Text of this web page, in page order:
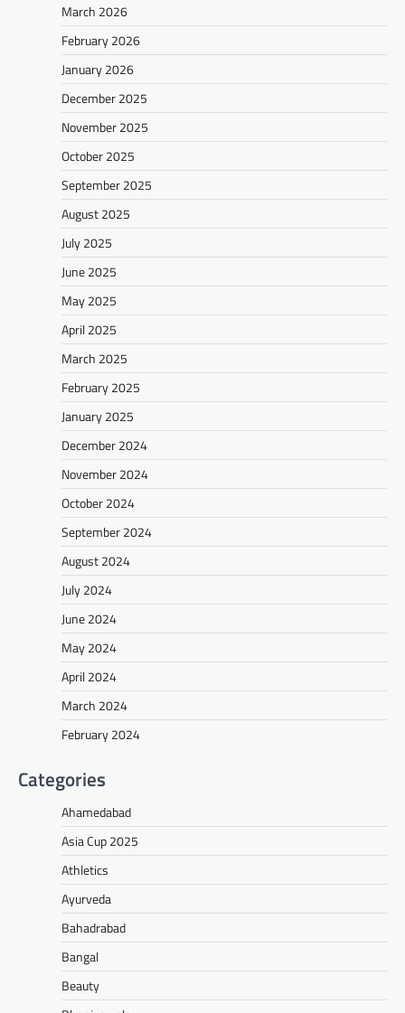
March 2026
February 2026
January 2026
December 2025
November 2025
October 2025
September 2025
August 2025
July 2025
June 2025
May 2025
April 2025
March 2025
February 2025
January 2025
December 2024
November 2024
October 2024
September 2024
August 2024
July 2024
June 2024
May 2024
April 2024
March 2024
February 2024
Categories
Ahamedabad
Asia Cup 2025
Athletics
Ayurveda
Bahadrabad
Bangal
Beauty